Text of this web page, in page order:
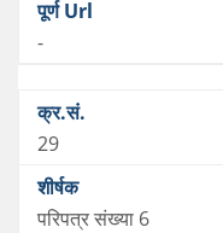
-
29
परिपत्र संख्या 6